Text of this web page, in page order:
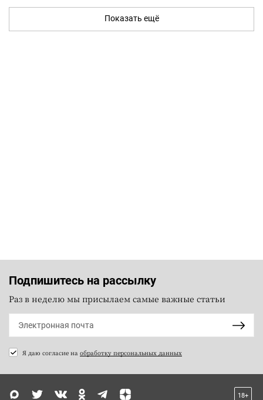
Показать ещё
Подпишитесь на рассылку
Раз в неделю мы присылаем самые важные статьи
Я даю согласие на обработку персональных данных
18+